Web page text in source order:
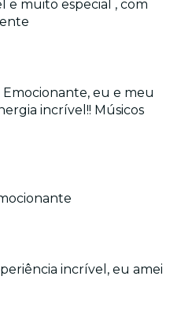
e muito especial , com
Emocionante, eu e meu
incrível!! Músicos
incrível, eu amei